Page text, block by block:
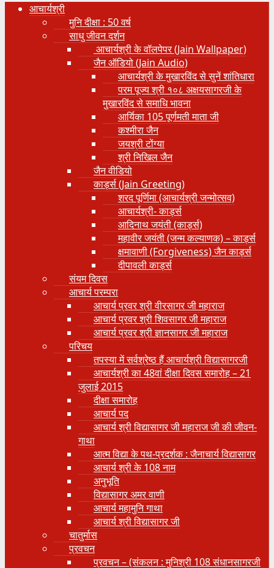
आचार्यश्री
मुनि दीक्षा : 50 वर्ष
साधु जीवन दर्शन
आचार्यश्री के वॉलपेपर (Jain Wallpaper)
जैन ऑडियो (Jain Audio)
आचार्यश्री के मुखारविंद से सुनें शांतिधारा
परम पूज्य श्री १०८ अक्षयसागरजी के
मुखारविंद से समाधि भावना
आर्यिका 105 पूर्णमती माता जी
कश्मीरा जैन
जयश्री टोंग्या
श्री निखिल जैन
जैन वीडियो
कार्ड्स (Jain Greeting)
शरद पूर्णिमा (आचार्यश्री जन्मोत्सव)
आचार्यश्री- कार्ड्स
आदिनाथ जयंती (कार्ड्स)
महावीर जयंती (जन्म कल्याणक) – कार्ड्स
क्षमावाणी (Forgiveness) जैन कार्ड्स
दीपावली कार्ड्स
संयम दिवस
आचार्य परम्परा
आचार्य प्रवर श्री वीरसागर जी महाराज
आचार्य प्रवर श्री शिवसागर जी महाराज
आचार्य प्रवर श्री ज्ञानसागर जी महाराज
परिचय
तपस्या में सर्वश्रेष्ठ हैं आचार्यश्री विद्यासागरजी
आचार्यश्री का 48वां दीक्षा दिवस समारोह – 21
जुलाई 2015
दीक्षा समारोह
आचार्य पद
आचार्य श्री विद्यासागर जी महाराज जी की जीवन-
गाथा
आत्म विद्या के पथ-प्रदर्शक : जैनाचार्य विद्यासागर
आचार्य श्री के 108 नाम
अनुभूति
विद्यासागर अमर वाणी
आचार्य महामुनि गाथा
आचार्य श्री विद्यासागर जी
चातुर्मास
प्रवचन
प्रवचन – (संकलन : मुनिश्री 108 संधानसागरजी